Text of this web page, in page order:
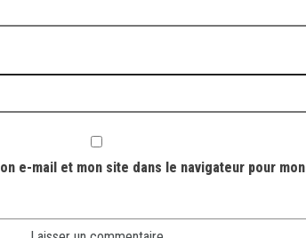
e-mail et mon site dans le navigateur pour mon